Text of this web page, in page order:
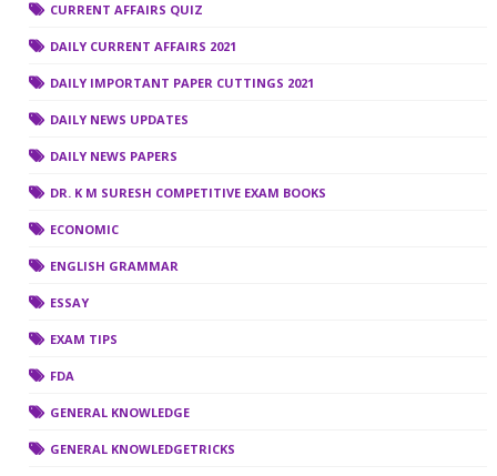
CURRENT AFFAIRS QUIZ
DAILY CURRENT AFFAIRS 2021
DAILY IMPORTANT PAPER CUTTINGS 2021
DAILY NEWS UPDATES
DAILY NEWS PAPERS
DR. K M SURESH COMPETITIVE EXAM BOOKS
ECONOMIC
ENGLISH GRAMMAR
ESSAY
EXAM TIPS
FDA
GENERAL KNOWLEDGE
GENERAL KNOWLEDGETRICKS